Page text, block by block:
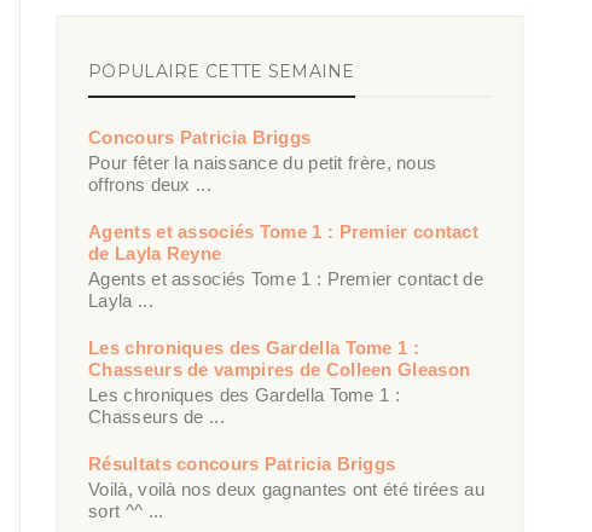
POPULAIRE CETTE SEMAINE
Concours Patricia Briggs
Pour fêter la naissance du petit frère, nous
offrons deux ...
Agents et associés Tome 1 : Premier contact
de Layla Reyne
Agents et associés Tome 1 : Premier contact de
Layla ...
Les chroniques des Gardella Tome 1 :
Chasseurs de vampires de Colleen Gleason
Les chroniques des Gardella Tome 1 :
Chasseurs de ...
Résultats concours Patricia Briggs
Voilà, voilà nos deux gagnantes ont été tirées au
sort ^^ ...